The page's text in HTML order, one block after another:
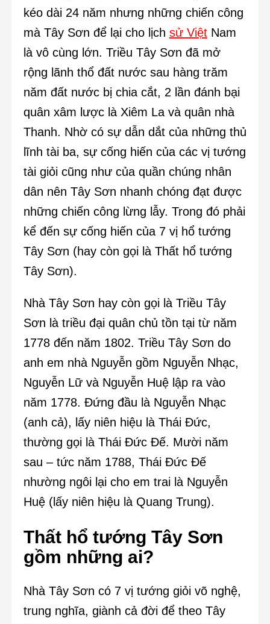
kéo dài 24 năm nhưng những chiến công
mà Tây Sơn để lại cho lịch sử ViệtNam
là vô cùng lớn. Triều Tây Sơn đã mở
rộng lãnh thổ đất nước sau hàng trăm
năm đất nước bị chia cắt, 2 lần đánh bại
quân xâm lược là Xiêm La và quân nhà
Thanh. Nhờ có sự dẫn dắt của những thủ
lĩnh tài ba, sự cống hiến của các vị tướng
tài giỏi cũng như của quần chúng nhân
dân nên Tây Sơn nhanh chóng đạt được
những chiến công lừng lẫy. Trong đó phải
kể đến sự cống hiến của 7 vị hổ tướng
Tây Sơn (hay còn gọi là Thất hổ tướng
Tây Sơn).
Nhà Tây Sơn hay còn gọi là Triều Tây
Sơn là triều đại quân chủ tồn tại từ năm
1778 đến năm 1802. Triều Tây Sơn do
anh em nhà Nguyễn gồm Nguyễn Nhạc,
Nguyễn Lữ và Nguyễn Huệ lập ra vào
năm 1778. Đứng đầu là Nguyễn Nhạc
(anh cả), lấy niên hiệu là Thái Đức,
thường gọi là Thái Đức Đế. Mười năm
sau – tức năm 1788, Thái Đức Đế
nhường ngôi lại cho em trai là Nguyễn
Huệ (lấy niên hiệu là Quang Trung).
Thất hổ tướng Tây Sơn
gồm những ai?
Nhà Tây Sơn có 7 vị tướng giỏi võ nghệ,
trung nghĩa, giành cả đời để theo Tây